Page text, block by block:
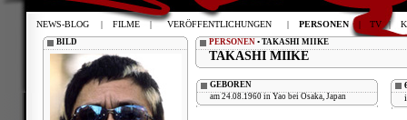
NEWS-BLOG | FILME | VERÖFFENTLICHUNGEN | PERSONEN | TV |
BILD PERSONEN • TAKASHI MIIKE
TAKASHI MIIKE
GEBOREN
am 24.08.1960 in Yao bei Osaka, Japan